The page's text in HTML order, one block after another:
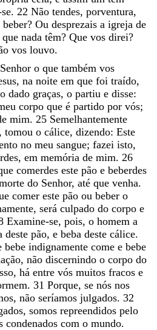
. 22 Não tendes, porventura,
beber? Ou desprezais a igreja de
que nada têm? Que vos direi?
vos louvo.
Senhor o que também vos
, na noite em que foi traído,
dado graças, o partiu e disse:
corpo que é partido por vós;
mim. 25 Semelhantemente
tomou o cálice, dizendo: Este
no meu sangue; fazei isto,
, em memória de mim. 26
comerdes este pão e beberdes
do Senhor, até que venha.
comer este pão ou beber o
, será culpado do corpo e
Examine-se, pois, o homem a
deste pão, e beba deste cálice.
bebe indignamente come e bebe
, não discernindo o corpo do
, há entre vós muitos fracos e
. 31 Porque, se nós nos
, não seríamos julgados. 32
, somos repreendidos pelo
condenados com o mundo.